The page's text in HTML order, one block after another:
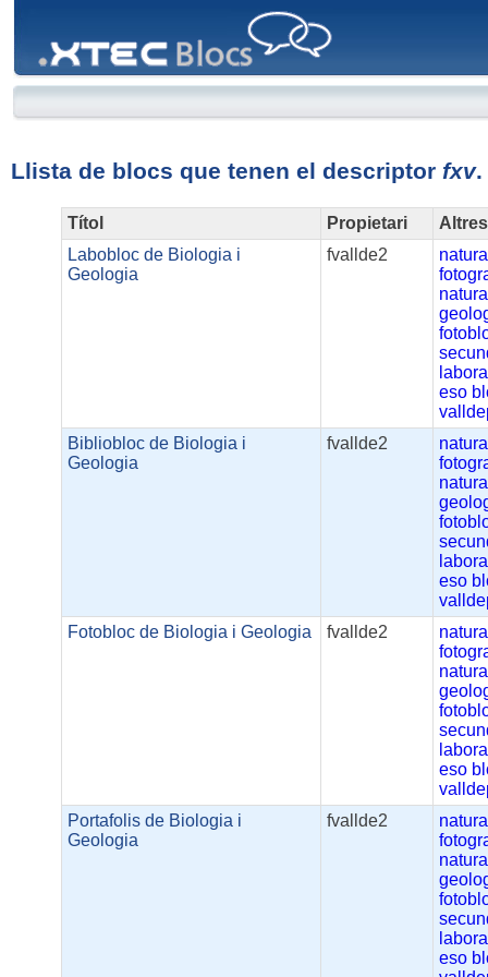
Llista de blocs que tenen el descriptor fxv.
Títol Propietari
Labobloc de Biologia i
Geologia
fvallde2
natura
eso
Bibliobloc de Biologia i
Geologia
fvallde2
natura
eso
Fotobloc de Biologia i Geologia
fvallde2
natura
eso
Portafolis de Biologia i
Geologia
fvallde2
natura
eso